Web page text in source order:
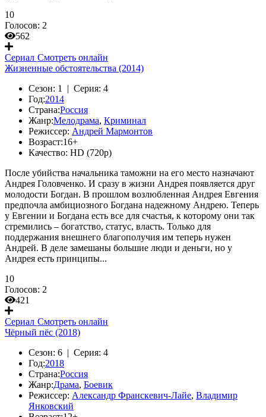
10
Голосов: 2
562
Сериал Смотреть онлайн
Жизненные обстоятельства (2014)
Сезон: 1 | Серия: 4
Год:2014
Страна:Россия
Жанр:Мелодрама, Криминал
Режиссер: Андрей Мармонтов
Возраст:16+
Качество: HD (720p)
После убийства начальника таможни на его место назначают
Андрея Головченко. И сразу в жизни Андрея появляется друг
молодости Богдан. В прошлом возлюбленная Андрея Евгения
предпочла амбициозного Богдана надежному Андрею. Теперь
у Евгении и Богдана есть все для счастья, к которому они так
стремились – богатство, статус, власть. Только для
поддержания внешнего благополучия им теперь нужен
Андрей. В деле замешаны большие люди и деньги, но у
Андрея есть принципы...
10
Голосов: 2
421
Сериал Смотреть онлайн
Чёрный пёс (2018)
Сезон: 6 | Серия: 4
Год:2018
Страна:Россия
Жанр:Драма, Боевик
Режиссер: Александр Франскевич-Лайе, Владимир
Янковский